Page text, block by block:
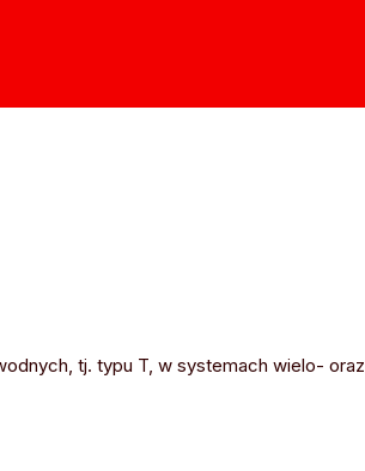
tj. typu T, w systemach wielo- oraz